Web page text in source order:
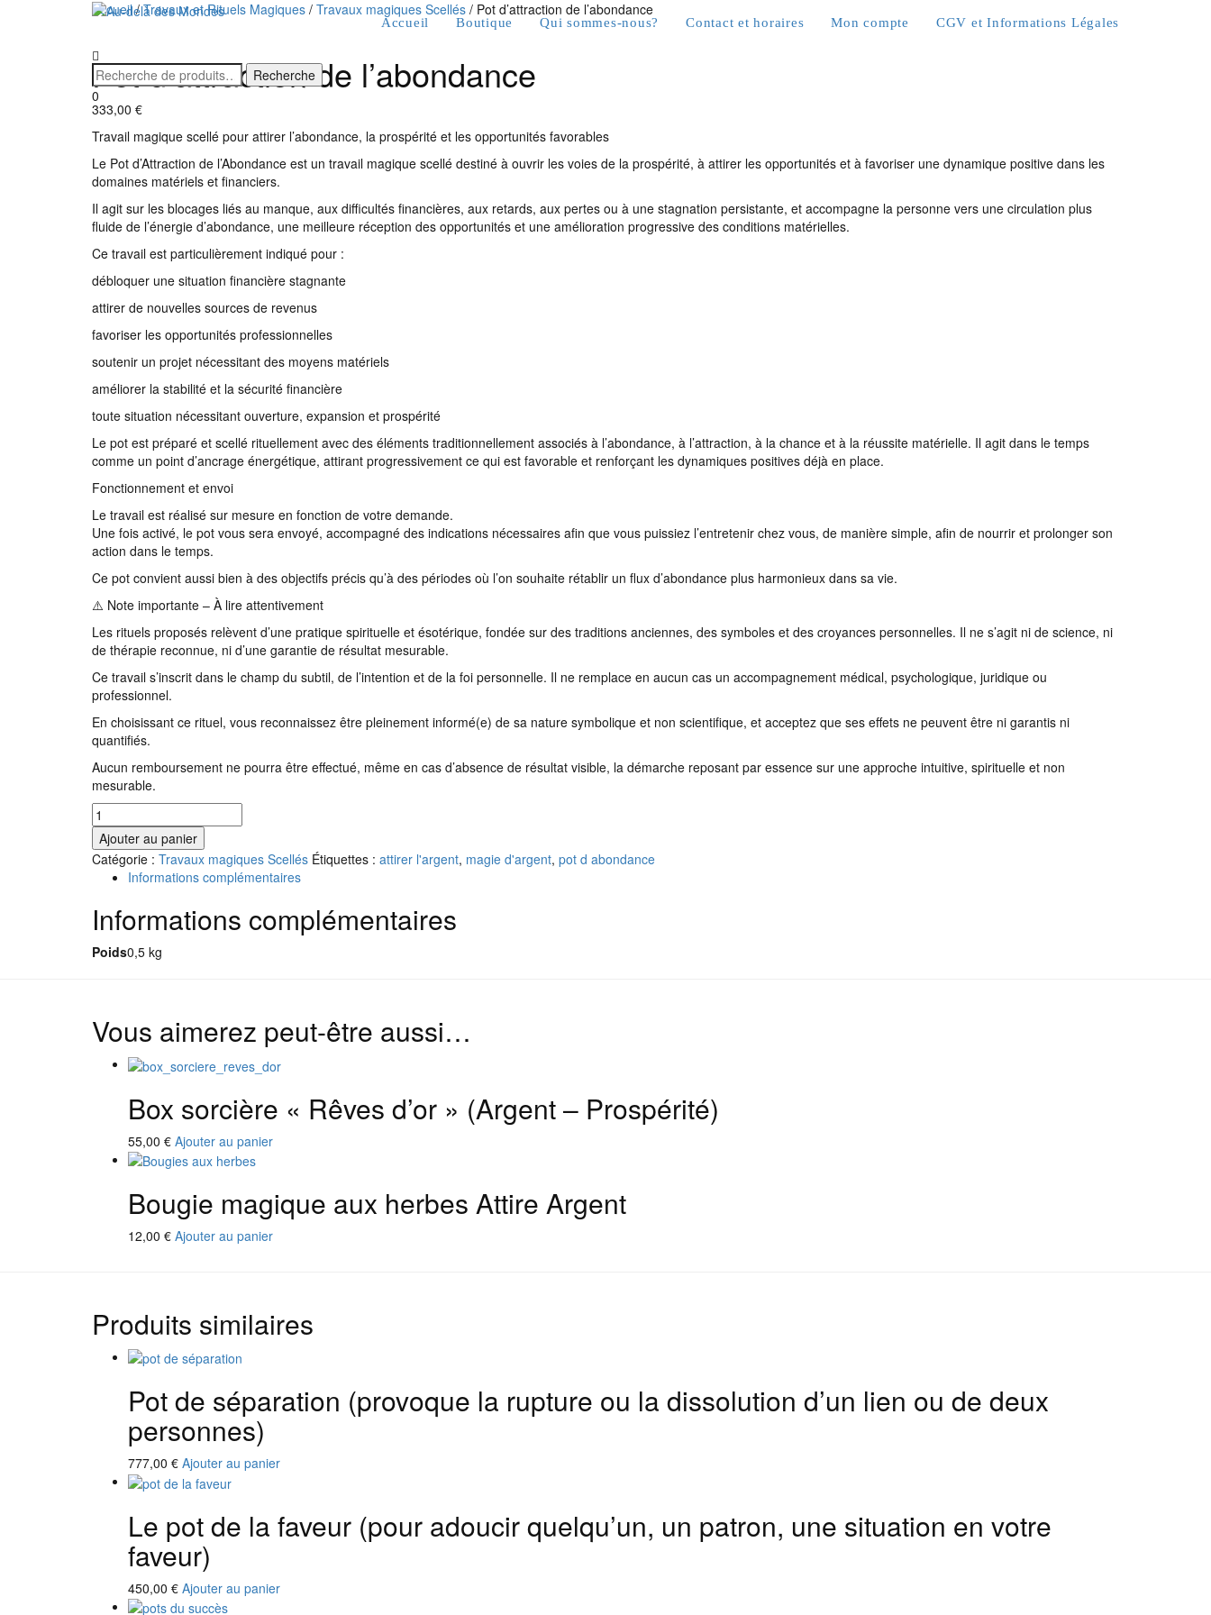
Accueil Boutique Qui sommes-nous? Contact et horaires Mon compte CGV et Informations Légales
0
Accueil/Travaux et Rituels Magiques / Travaux magiques Scellés / Pot d’attraction de l’abondance
Pot d’attraction de l’abondance
333,00 €
Travail magique scellé pour attirer l’abondance, la prospérité et les opportunités favorables
Le Pot d’Attraction de l’Abondance est un travail magique scellé destiné à ouvrir les voies de la prospérité, à attirer les opportunités et à favoriser une dynamique positive dans les
domaines matériels et financiers.
Il agit sur les blocages liés au manque, aux difficultés financières, aux retards, aux pertes ou à une stagnation persistante, et accompagne la personne vers une circulation plus
fluide de l’énergie d’abondance, une meilleure réception des opportunités et une amélioration progressive des conditions matérielles.
Ce travail est particulièrement indiqué pour :
débloquer une situation financière stagnante
attirer de nouvelles sources de revenus
favoriser les opportunités professionnelles
soutenir un projet nécessitant des moyens matériels
améliorer la stabilité et la sécurité financière
toute situation nécessitant ouverture, expansion et prospérité
Le pot est préparé et scellé rituellement avec des éléments traditionnellement associés à l’abondance, à l’attraction, à la chance et à la réussite matérielle. Il agit dans le temps
comme un point d’ancrage énergétique, attirant progressivement ce qui est favorable et renforçant les dynamiques positives déjà en place.
Fonctionnement et envoi
Le travail est réalisé sur mesure en fonction de votre demande.
Une fois activé, le pot vous sera envoyé, accompagné des indications nécessaires afin que vous puissiez l’entretenir chez vous, de manière simple, afin de nourrir et prolonger son
action dans le temps.
Ce pot convient aussi bien à des objectifs précis qu’à des périodes où l’on souhaite rétablir un flux d’abondance plus harmonieux dans sa vie.
⚠️ Note importante – À lire attentivement
Les rituels proposés relèvent d’une pratique spirituelle et ésotérique, fondée sur des traditions anciennes, des symboles et des croyances personnelles. Il ne s’agit ni de science, ni
de thérapie reconnue, ni d’une garantie de résultat mesurable.
Ce travail s’inscrit dans le champ du subtil, de l’intention et de la foi personnelle. Il ne remplace en aucun cas un accompagnement médical, psychologique, juridique ou
professionnel.
En choisissant ce rituel, vous reconnaissez être pleinement informé(e) de sa nature symbolique et non scientifique, et acceptez que ses effets ne peuvent être ni garantis ni
quantifiés.
Aucun remboursement ne pourra être effectué, même en cas d’absence de résultat visible, la démarche reposant par essence sur une approche intuitive, spirituelle et non
mesurable.
quantité
de
Pot
d'attraction
Ajouter au panier
Catégorie : Travaux magiques Scellés Étiquettes : attirer l'argent, magie d'argent, pot d abondance
Informations complémentaires
Informations complémentaires
Poids0,5 kg
Vous aimerez peut-être aussi…
Box sorcière « Rêves d’or » (Argent – Prospérité)
55,00 € Ajouter au panier
Bougie magique aux herbes Attire Argent
12,00 € Ajouter au panier
Produits similaires
Pot de séparation (provoque la rupture ou la dissolution d’un lien ou de deux
personnes)
777,00 € Ajouter au panier
Le pot de la faveur (pour adoucir quelqu’un, un patron, une situation en votre
faveur)
450,00 € Ajouter au panier